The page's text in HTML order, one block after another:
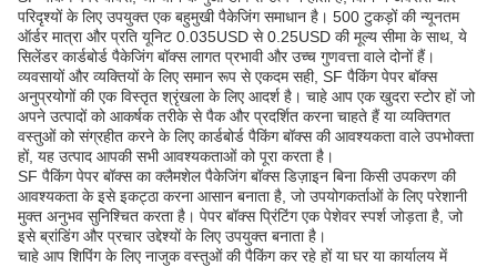
परिदृश्यों के लिए उपयुक्त एक बहुमुखी पैकेजिंग समाधान है। 500 टुकड़ों की न्यूनतम
ऑर्डर मात्रा और प्रति यूनिट 0.035USD से 0.25USD की मूल्य सीमा के साथ, ये
सिलेंडर कार्डबोर्ड पैकेजिंग बॉक्स लागत प्रभावी और उच्च गुणवत्ता वाले दोनों हैं।
व्यवसायों और व्यक्तियों के लिए समान रूप से एकदम सही, SF पैकिंग पेपर बॉक्स
अनुप्रयोगों की एक विस्तृत श्रृंखला के लिए आदर्श है। चाहे आप एक खुदरा स्टोर हों जो
अपने उत्पादों को आकर्षक तरीके से पैक और प्रदर्शित करना चाहते हैं या व्यक्तिगत
वस्तुओं को संग्रहीत करने के लिए कार्डबोर्ड पैकिंग बॉक्स की आवश्यकता वाले उपभोक्ता
हों, यह उत्पाद आपकी सभी आवश्यकताओं को पूरा करता है।
SF पैकिंग पेपर बॉक्स का क्लैमशेल पैकेजिंग बॉक्स डिज़ाइन बिना किसी उपकरण की
आवश्यकता के इसे इकट्ठा करना आसान बनाता है, जो उपयोगकर्ताओं के लिए परेशानी
मुक्त अनुभव सुनिश्चित करता है। पेपर बॉक्स प्रिंटिंग एक पेशेवर स्पर्श जोड़ता है, जो
इसे ब्रांडिंग और प्रचार उद्देश्यों के लिए उपयुक्त बनाता है।
चाहे आप शिपिंग के लिए नाजुक वस्तुओं की पैकिंग कर रहे हों या घर या कार्यालय में